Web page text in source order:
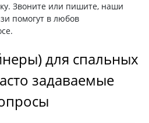
Звоните или пишите, наши
помогут в любов
для спальных
задаваемые